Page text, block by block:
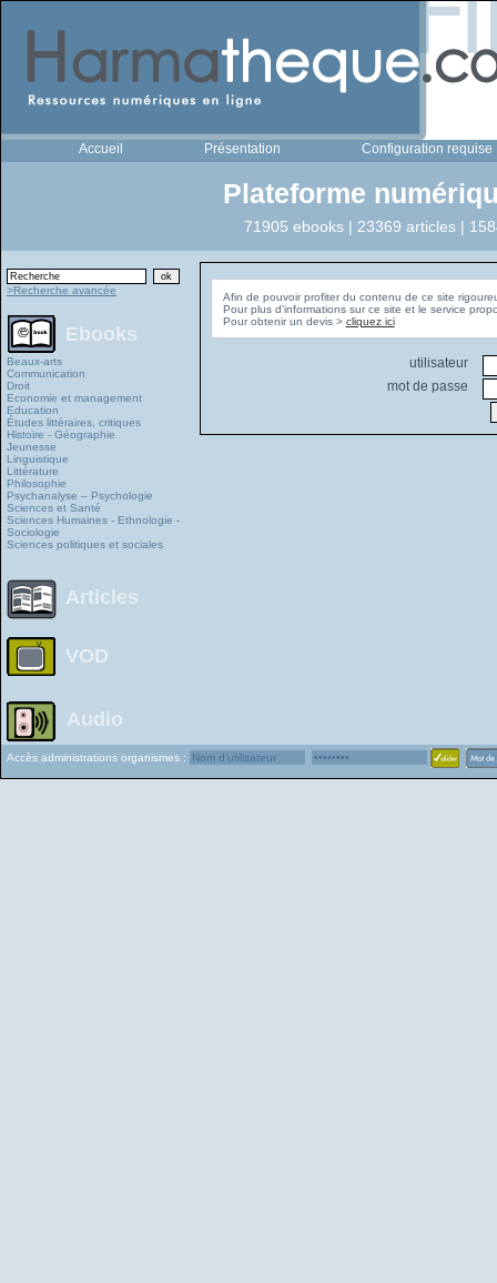
Accueil Présentation Configuration requise
Plateforme
71905 ebooks | 23369 articles |
>Recherche avancée
Ebooks
Beaux-arts
Communication
Droit
Economie et management
Education
Études littéraires, critiques
Histoire - Géographie
Jeunesse
Linguistique
Littérature
Philosophie
Psychanalyse – Psychologie
Sciences et Santé
Sciences Humaines - Ethnologie -
Sociologie
Sciences politiques et sociales
Articles
VOD
Audio
Afin de pouvoir profiter du contenu de ce site
Pour plus d'informations sur ce site et le service
Pour obtenir un devis > cliquez ici
utilisateur
mot de passe
Accès administrations organismes :